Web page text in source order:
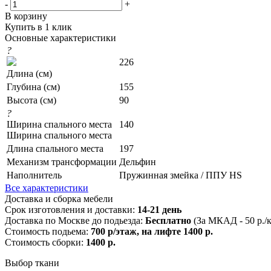
-
+
В корзину
Купить в 1 клик
Основные характеристики
?
Длина (см)
226
Глубина (см)
155
Высота (см)
90
?
Ширина спального места
Ширина спального места
140
Длина спального места
197
Механизм трансформации Дельфин
Наполнитель
Пружинная змейка / ППУ HS
Все характеристики
Доставка и сборка мебели
Срок изготовления и доставки: 14-21 день
Доставка по Москве до подьезда: Бесплатно (За МКАД - 50 р./
Стоимость подьема: 700 р/этаж, на лифте 1400 р.
Стоимость сборки: 1400 р.
Выбор ткани